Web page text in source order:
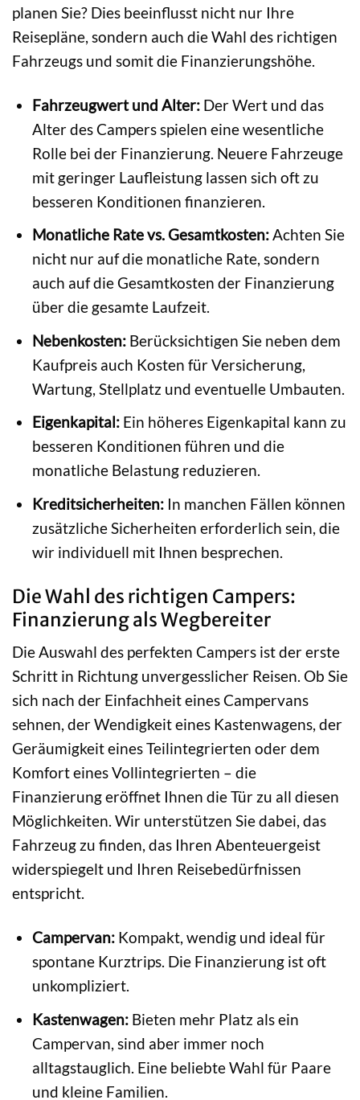
planen Sie? Dies beeinflusst nicht nur Ihre
Reisepläne, sondern auch die Wahl des richtigen
Fahrzeugs und somit die Finanzierungshöhe.
Fahrzeugwert und Alter:Der Wert und das
Alter des Campers spielen eine wesentliche
Rolle bei der Finanzierung. Neuere Fahrzeuge
mit geringer Laufleistung lassen sich oft zu
besseren Konditionen finanzieren.
Monatliche Rate vs. Gesamtkosten:Achten Sie
nicht nur auf die monatliche Rate, sondern
auch auf die Gesamtkosten der Finanzierung
über die gesamte Laufzeit.
Nebenkosten:Berücksichtigen Sie neben dem
Kaufpreis auch Kosten für Versicherung,
Wartung, Stellplatz und eventuelle Umbauten.
Eigenkapital:Ein höheres Eigenkapital kann zu
besseren Konditionen führen und die
monatliche Belastung reduzieren.
Kreditsicherheiten:In manchen Fällen können
zusätzliche Sicherheiten erforderlich sein, die
wir individuell mit Ihnen besprechen.
Die Wahl des richtigen Campers:
Finanzierung als Wegbereiter
Die Auswahl des perfekten Campers ist der erste
Schritt in Richtung unvergesslicher Reisen. Ob Sie
sich nach der Einfachheit eines Campervans
sehnen, der Wendigkeit eines Kastenwagens, der
Geräumigkeit eines Teilintegrierten oder dem
Komfort eines Vollintegrierten – die
Finanzierung eröffnet Ihnen die Tür zu all diesen
Möglichkeiten. Wir unterstützen Sie dabei, das
Fahrzeug zu finden, das Ihren Abenteuergeist
widerspiegelt und Ihren Reisebedürfnissen
entspricht.
Campervan:Kompakt, wendig und ideal für
spontane Kurztrips. Die Finanzierung ist oft
unkompliziert.
Kastenwagen:Bieten mehr Platz als ein
Campervan, sind aber immer noch
alltagstauglich. Eine beliebte Wahl für Paare
und kleine Familien.